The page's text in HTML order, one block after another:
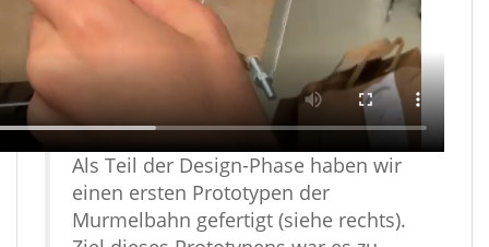
Als Teil der Design-Phase haben wir
einen ersten Prototypen der
Murmelbahn gefertigt (siehe rechts).